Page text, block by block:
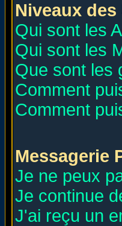
Niveaux
Qui sont les
Qui sont les
Que sont les
Comment
Comment
Messagerie
Je ne peux
Je continue
J'ai reçu un